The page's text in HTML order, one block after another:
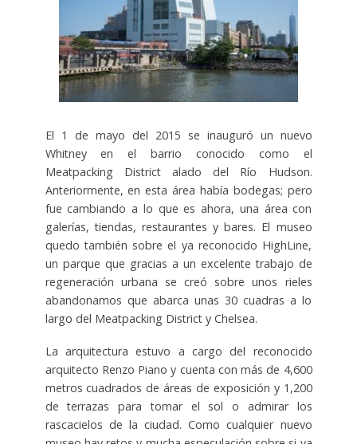
El 1 de mayo del 2015 se inauguró un nuevo
Whitney en el barrio conocido como el
Meatpacking District alado del Río Hudson.
Anteriormente, en esta área había bodegas; pero
fue cambiando a lo que es ahora, una área con
galerías, tiendas, restaurantes y bares. El museo
quedo también sobre el ya reconocido HighLine,
un parque que gracias a un excelente trabajo de
regeneración urbana se creó sobre unos rieles
abandonamos que abarca unas 30 cuadras a lo
largo del Meatpacking District y Chelsea.
La arquitectura estuvo a cargo del reconocido
arquitecto Renzo Piano y cuenta con más de 4,600
metros cuadrados de áreas de exposición y 1,200
de terrazas para tomar el sol o admirar los
rascacielos de la ciudad. Como cualquier nuevo